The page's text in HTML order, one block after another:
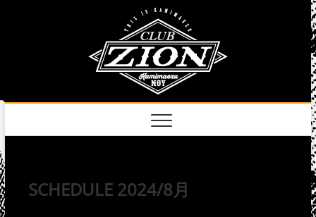
SCHEDULE 2024/8月